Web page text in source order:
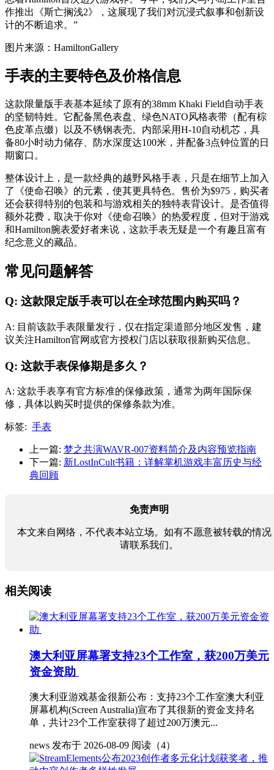
作推出《斯亡搁浅2》，这展现了我们对沉浸式叙事和创新设
计的不断追求。”
图片来源：HamiltonGallery
手表的主要特色及价格信息
这款限量版手表基本延续了原有的38mm Khaki Field自动手表
的坚韧特姓。它配备黑色表盘、绿色NATO风格表带（配有棕
色皮革点缀）以及不锈钢表壳。内部采用H-10自动机芯，具
备80小时动力储存、防水深度达100米，并配备3点钟位置的日
期窗口。
整体设计上，是一款经典的越野风格手表，只是在细节上加入
了《使命召唤》的元素，使其更具特色。售价为$975，购买者
还会获得特别的包装和与游戏相关的独特表背设计。是否值得
额外花费，取决于你对《使命召唤》的热爱程度，但对于游戏
和Hamilton腕表爱好者来说，这款手表无疑是一个有趣且富有
纪念意义的藏品。
常见问题解答
Q: 这款限定版手表可以在全球范围内购买吗？
A: 目前该款手表限量发行，仅在指定渠道部分地区发售，建
议关注Hamilton官网或官方授权门店以获取很新购买信息。
Q: 这款手表保修期是多久？
A: 这款手表享有官方标准的保修政策，通常为两年国际保
修，具体以购买时提供的保修条款为准。
标签: 手表
上一篇: 梦之共演WAVR-007资料简介及内容预览指南
下一篇: 新LostInCult书籍：详解掌机游戏丰富历史与经
典回顾
免责声明
本文来自网络，不代表本站立场。如有不愿意被转载的情况
请联系我们。
相关阅读
澳大利亚屏幕署支持23个工作室，获200万美元
资金资助
澳大利亚游戏基金很新公布：支持23个工作室澳大利亚
屏幕机构(Screen Australia)宣布了其很新的资金支持名
单，共计23个工作室获得了超过200万澳元...
news 发布于 2026-08-09 阅读（4）